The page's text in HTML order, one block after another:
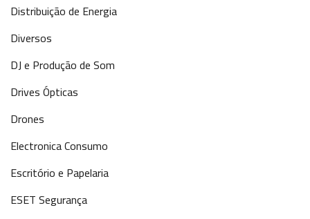
Distribuição de Energia
Diversos
DJ e Produção de Som
Drives Ópticas
Drones
Electronica Consumo
Escritório e Papelaria
ESET Segurança